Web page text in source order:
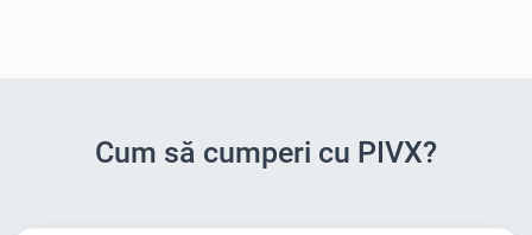
Cum să cumperi cu PIVX?